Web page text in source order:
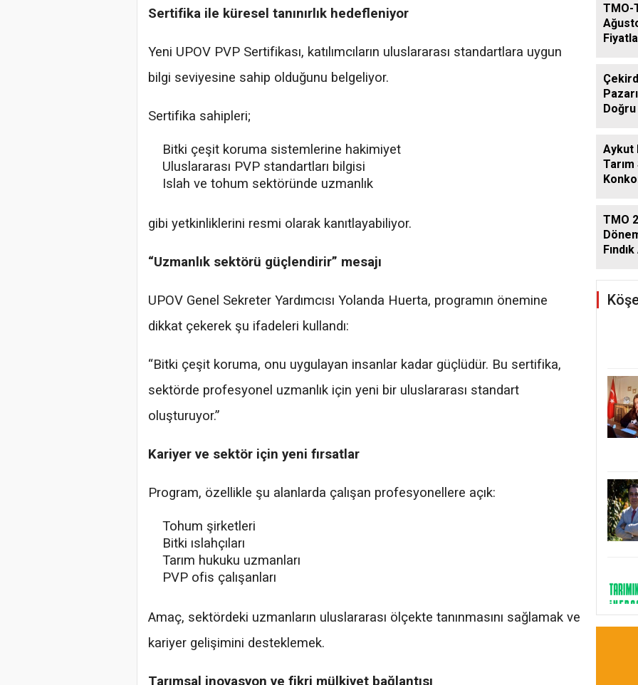
Sertifika ile küresel tanınırlık hedefleniyor
Yeni UPOV PVP Sertifikası, katılımcıların uluslararası standartlara uygun
bilgi seviyesine sahip olduğunu belgeliyor.
Sertifika sahipleri;
Bitki çeşit koruma sistemlerine hakimiyet
Uluslararası PVP standartları bilgisi
Islah ve tohum sektöründe uzmanlık
gibi yetkinliklerini resmi olarak kanıtlayabiliyor.
“Uzmanlık sektörü güçlendirir” mesajı
UPOV Genel Sekreter Yardımcısı Yolanda Huerta, programın önemine
dikkat çekerek şu ifadeleri kullandı:
“Bitki çeşit koruma, onu uygulayan insanlar kadar güçlüdür. Bu sertifika,
sektörde profesyonel uzmanlık için yeni bir uluslararası standart
oluşturuyor.”
Kariyer ve sektör için yeni fırsatlar
Program, özellikle şu alanlarda çalışan profesyonellere açık:
Tohum şirketleri
Bitki ıslahçıları
Tarım hukuku uzmanları
PVP ofis çalışanları
Amaç, sektördeki uzmanların uluslararası ölçekte tanınmasını sağlamak ve
kariyer gelişimini desteklemek.
Tarımsal inovasyon ve fikri mülkiyet bağlantısı
TMO-
Aykut
TMO